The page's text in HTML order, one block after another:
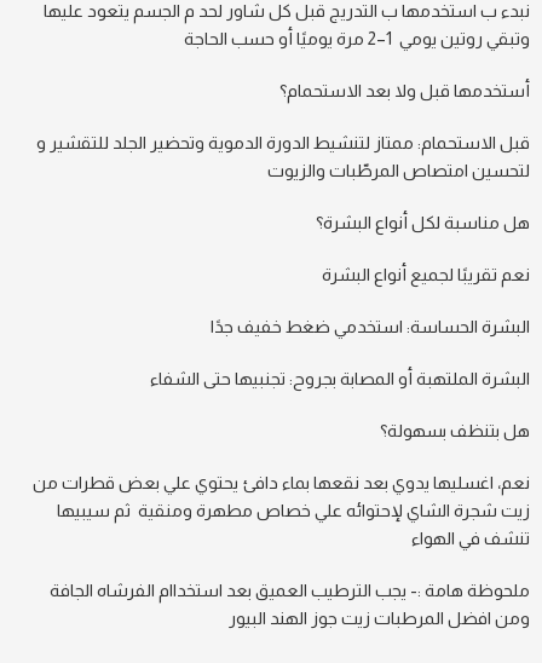
نبدء ب استخدمها ب التدريج قبل كل شاور لحد م الجسم يتعود عليها
وتبقي روتين يومي 1–2 مرة يوميًا أو حسب الحاجة
أستخدمها قبل ولا بعد الاستحمام؟
قبل الاستحمام: ممتاز لتنشيط الدورة الدموية وتحضير الجلد للتقشير و
لتحسين امتصاص المرطّبات والزيوت
هل مناسبة لكل أنواع البشرة؟
نعم تقريبًا لجميع أنواع البشرة
البشرة الحساسة: استخدمي ضغط خفيف جدًا
البشرة الملتهبة أو المصابة بجروح: تجنبيها حتى الشفاء
هل بتنظف بسهولة؟
نعم، اغسليها يدوي بعد نقعها بماء دافئ يحتوي علي بعض قطرات من
زيت شجرة الشاي لإحتوائه علي خصاص مطهرة ومنقية ثم سيبيها
تنشف في الهواء
ملحوظة هامة :- يجب الترطيب العميق بعد استخداام الفرشاه الجافة
ومن افضل المرطبات زيت جوز الهند البيور